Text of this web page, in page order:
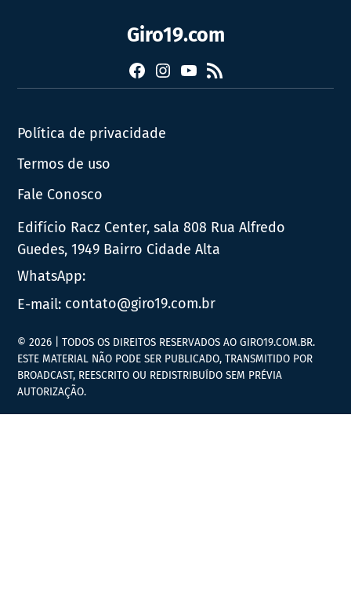
Giro19.com
FacebookInstagram
YouTube
RSS
Política de privacidade
Termos de uso
Fale Conosco
Edifício Racz Center, sala 808 Rua Alfredo
Guedes, 1949 Bairro Cidade Alta
WhatsApp:
E-mail: contato@giro19.com.br
© 2026 | TODOS OS DIREITOS RESERVADOS AO GIRO19.COM.BR.
ESTE MATERIAL NÃO PODE SER PUBLICADO, TRANSMITIDO POR
BROADCAST, REESCRITO OU REDISTRIBUÍDO SEM PRÉVIA
AUTORIZAÇÃO.